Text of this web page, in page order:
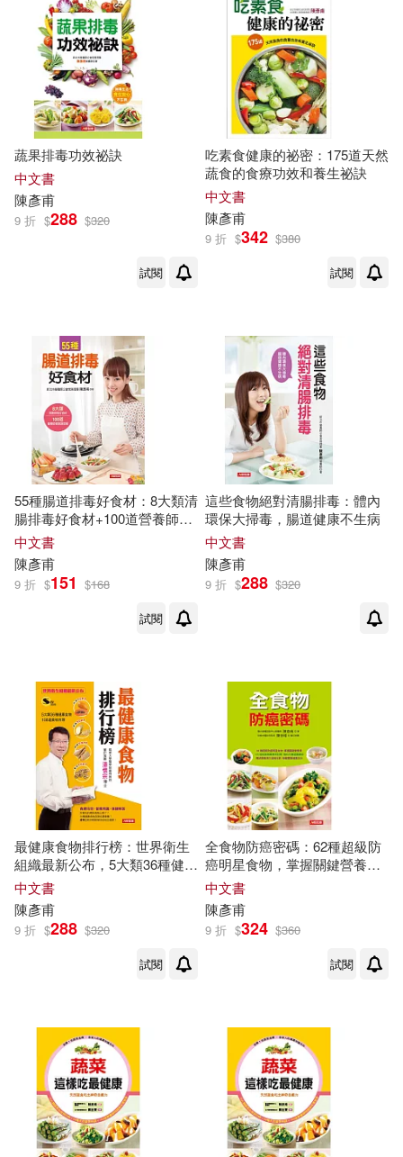
蔬果排毒功效祕訣
中文書
陳彥甫
9 折 $288 $320
試閱
吃素食健康的祕密：175道天然
蔬食的食療功效和養生祕訣
中文書
陳彥甫
9 折 $342 $380
試閱
55種腸道排毒好食材：8大類清
腸排毒好食材+100道營養師健
康調理餐
中文書
陳彥甫
9 折 $151 $168
試閱
這些食物絕對清腸排毒：體內
環保大掃毒，腸道健康不生病
中文書
陳彥甫
9 折 $288 $320
最健康食物排行榜：世界衛生
組織最新公布，5大類36種健康
食物+108道美味料理
中文書
陳彥甫
9 折 $288 $320
試閱
全食物防癌密碼：62種超級防
癌明星食物，掌握關鍵營養素
(平裝)
中文書
陳彥甫
9 折 $324 $360
試閱